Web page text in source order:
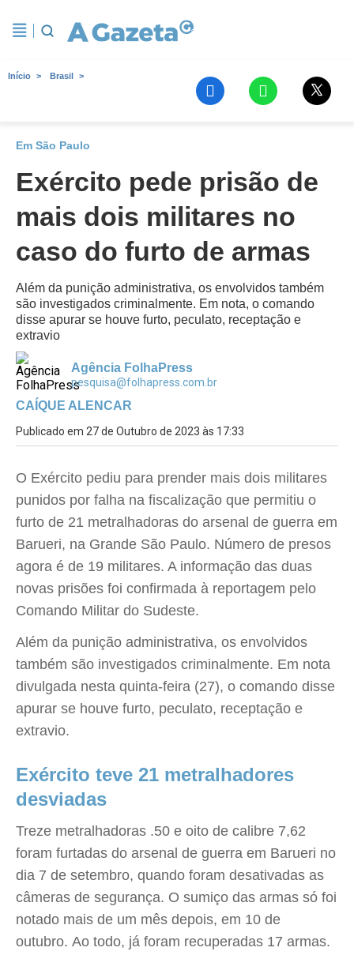
Início Brasil
Em São Paulo
Exército pede prisão de
mais dois militares no
caso do furto de armas
Além da punição administrativa, os envolvidos também
são investigados criminalmente. Em nota, o comando
disse apurar se houve furto, peculato, receptação e
extravio
Agência FolhaPress
pesquisa@folhapress.com.br
CAÍQUE ALENCAR
Publicado em 27 de Outubro de 2023 às 17:33
O Exército pediu para prender mais dois militares
punidos por falha na fiscalização que permitiu o
furto de 21 metralhadoras do arsenal de guerra em
Barueri, na Grande São Paulo. Número de presos
agora é de 19 militares. A informação das duas
novas prisões foi confirmada à reportagem pelo
Comando Militar do Sudeste.
Além da punição administrativa, os envolvidos
também são investigados criminalmente. Em nota
divulgada nesta quinta-feira (27), o comando disse
apurar se houve furto, peculato, receptação e
extravio.
Exército teve 21 metralhadores
desviadas
Treze metralhadoras .50 e oito de calibre 7,62
foram furtadas do arsenal de guerra em Barueri no
dia 7 de setembro, quando foram desativadas as
câmeras de segurança. O sumiço das armas só foi
notado mais de um mês depois, em 10 de
outubro. Ao todo, já foram recuperadas 17 armas.